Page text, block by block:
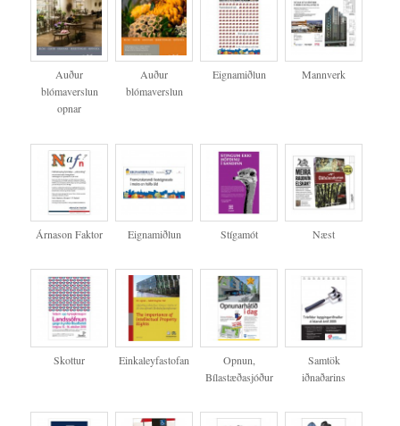
Auður
blómaverslun
opnar
Auður
blómaverslun
Eignamiðlun Mannverk
Árnason Faktor Eignamiðlun Stígamót Næst
Skottur Einkaleyfastofan
Opnun,
Bílastæðasjóður
Samtök
iðnaðarins